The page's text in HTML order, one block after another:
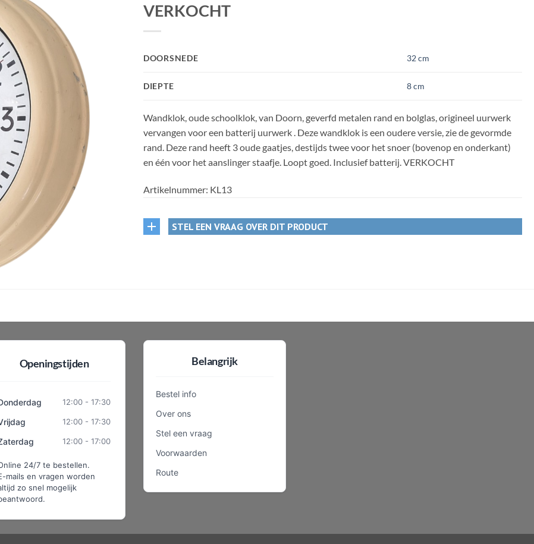
VERKOCHT
DOORSNEDE 32 cm
DIEPTE 8 cm
Wandklok, oude schoolklok, van Doorn, geverfd metalen rand en bolglas, origineel uurwerk
vervangen voor een batterij uurwerk . Deze wandklok is een oudere versie, zie de gevormde
rand. Deze rand heeft 3 oude gaatjes, destijds twee voor het snoer (bovenop en onderkant)
en één voor het aanslinger staafje. Loopt goed. Inclusief batterij. VERKOCHT
Artikelnummer: KL13
STEL EEN VRAAG OVER DIT PRODUCT
Openingstijden
12:00 - 17:30
12:00 - 17:30
12:00 - 17:00
24/7 te bestellen.
mails en vragen worden
zo snel mogelijk
Belangrijk
Bestel info
Over ons
Stel een vraag
Voorwaarden
Route